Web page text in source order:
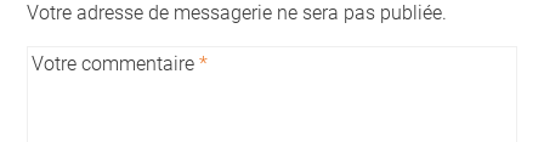
Votre adresse de messagerie ne sera pas publiée.
Votre commentaire *